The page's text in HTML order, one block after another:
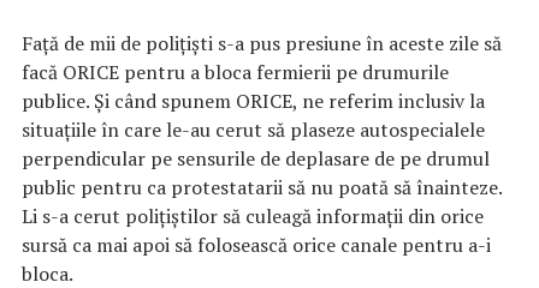
Față de mii de polițiști s-a pus presiune în aceste zile să
facă ORICE pentru a bloca fermierii pe drumurile
publice. Și când spunem ORICE, ne referim inclusiv la
situațiile în care le-au cerut să plaseze autospecialele
perpendicular pe sensurile de deplasare de pe drumul
public pentru ca protestatarii să nu poată să înainteze.
Li s-a cerut polițiștilor să culeagă informații din orice
sursă ca mai apoi să folosească orice canale pentru a-i
bloca.